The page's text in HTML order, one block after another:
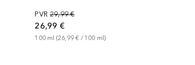
PVR 29,99 €
26,99 €
100 ml (26,99 € / 100 ml)